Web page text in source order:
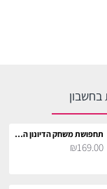
תחפושת משחק הדיונון המפקד
₪169.00